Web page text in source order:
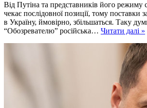
Від Путіна та представників його режиму
чекає послідовної позиції, тому поставки
в Україну, ймовірно, збільшаться. Таку
“Обозревателю” російська… Читати далі »